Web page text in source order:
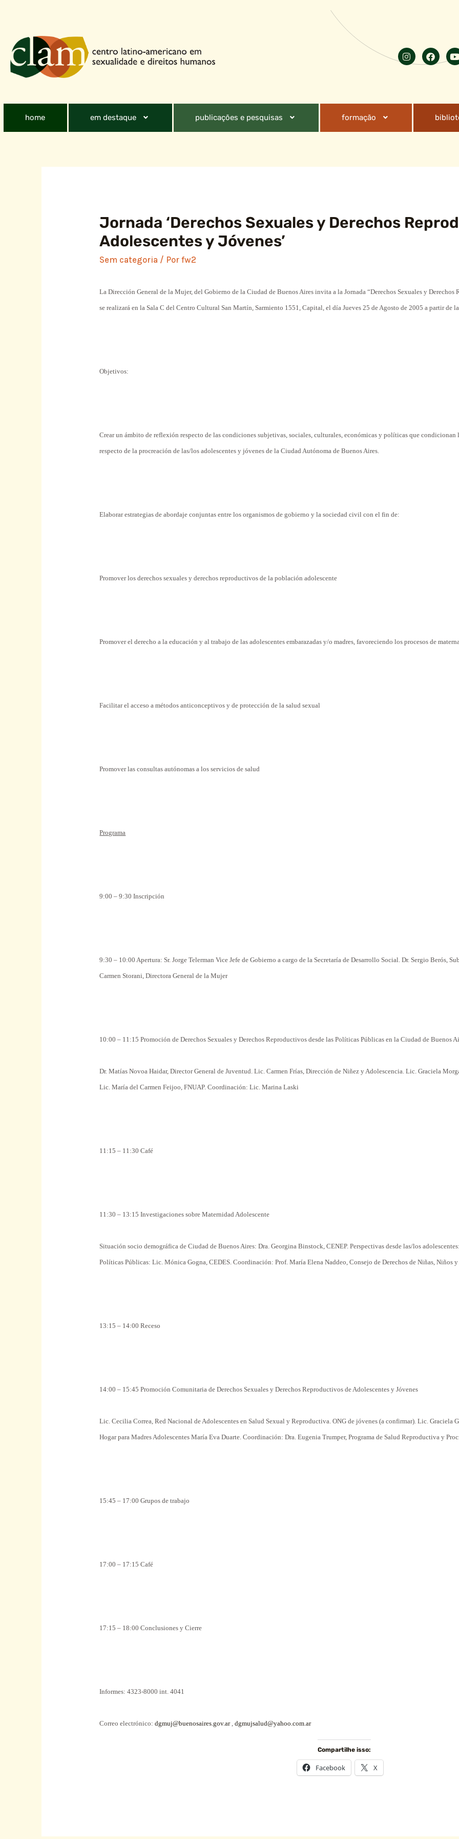
home em destaque publicações e pesquisas formação
Jornada ‘Derechos Sexuales y Derechos
Adolescentes y Jóvenes’
Sem categoria / Porfw2
La DirecciónGeneral de la Mujer, del Gobierno de la Ciudad de Buenos Aires invita a laJornada “Derechos Sexuales y Derechos
se realizará en la Sala C delCentro Cultural San Martín, Sarmiento 1551,Capital , el día Jueves 25 de Agosto de 2005 apartirde
Objetivos:
Crear un ámbito de reflexión respecto de las condiciones subjetivas,sociales , culturales, económicas ypolíticas que condicionan
respecto de la procreación de las/losadolescentes y jóvenes de la Ciudad Autónoma de Buenos Aires.
Elaborarestrategias de abordaje conjuntasentre losorganismos de gobierno y la sociedadcivil con el fin de:
Promoverlos derechossexuales y derechos reproductivos de la poblaciónadolescente
Promoverel derecho a la educación y al trabajo de lasadolescentes embarazadas y/omadres , favoreciendo los procesos de
Facilitarel acceso amétodos anticonceptivos y de protección de la saludsexual
Promoverlas consultas autónomas a los servicios de salud
Programa
9:00 – 9:30 Inscripción
9:30 – 10:00 Apertura: Sr. Jorge TelermanVice Jefe de Gobierno acargo de la Secretaría de Desarrollo Social . Dr. Sergio Berós,
Carmen Storani, DirectoraGeneral de la Mujer
10:00 – 11:15 Promoción de Derechos Sexuales y Derechos Reproductivosdesde lasPolíticas Públicas en la Ciudad de Buenos
Dr. Matías Novoa Haidar, DirectorGeneral de Juventud. Lic. Carmen Frías, Dirección de Niñez y Adolescencia. Lic. Graciela
Lic. María del Carmen Feijoo, FNUAP. Coordinación: Lic.Marina Laski
11:15 – 11:30Café
11:30 – 13:15 Investigacionessobre Maternidad Adolescente
Situación socio demográfica de Ciudad de Buenos Aires: Dra. Georgina Binstock, CENEP.Perspectivas desde las/losadolescentes
Políticas Públicas: Lic. Mónica Gogna, CEDES. Coordinación: Prof. María Elena Naddeo, Consejo de Derechos de Niñas, Niños y
13:15 – 14:00 Receso
14:00 – 15:45 Promoción Comunitaria de Derechos Sexuales y Derechos Reproductivos de Adolescentes y Jóvenes
Lic. Cecilia Correa, RedNacional de Adolescentes en Salud Sexual y Reproductiva. ONG de jóvenes (aconfirmar). Lic. Graciela
Hogarpara Madres Adolescentes María Eva Duarte. Coordinación: Dra.Eugenia Trumper,Programa de Salud Reproductiva y
15:45 – 17:00Grupos de trabajo
17:00 – 17:15Café
17:15 – 18:00 Conclusiones y Cierre
Informes: 4323-8000 int. 4041
Correo electrónico:dgmuj@buenosaires.gov.ar,dgmujsalud@yahoo.com.ar
Compartilhe isso:
Facebook X